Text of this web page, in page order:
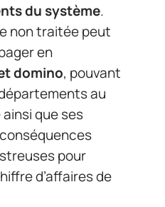
du système.
non traitée peut
en
domino, pouvant
au
ainsi que ses
pour
d’affaires de